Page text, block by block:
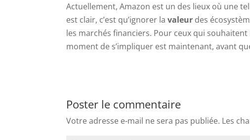
Actuellement, Amazon est un des lieux où une
est clair, c’est qu’ignorer lavaleur des
les marchés financiers. Pour ceux qui
moment de s’impliquer est maintenant, avant
Poster le commentaire
Votre adresse e-mail ne sera pas publiée. Les